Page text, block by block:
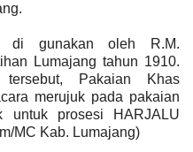
di gunakan oleh R.M.
Lumajang tahun 1910.
tersebut, Pakaian Khas
merujuk pada pakaian
untuk prosesi HARJALU
MC Kab. Lumajang)